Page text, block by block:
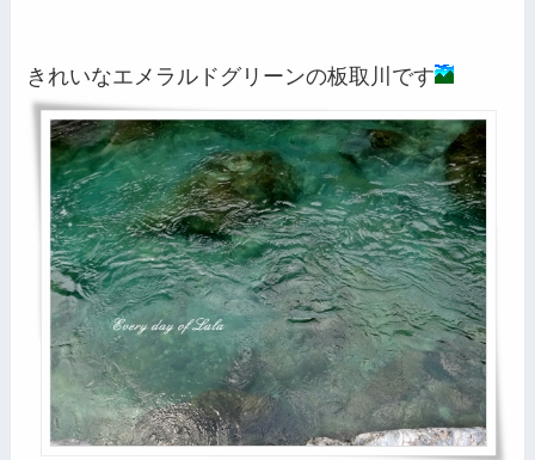
きれいなエメラルドグリーンの板取川です